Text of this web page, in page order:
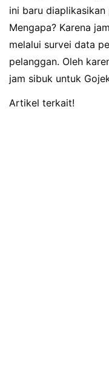
ini baru diaplikasikan
Mengapa? Karena
melalui survei data
pelanggan. Oleh
jam sibuk untuk
Artikel terkait!